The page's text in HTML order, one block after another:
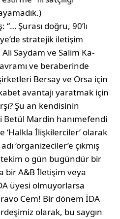
Şurası doğ­ru, 90’lı
stratejik iletişim
Saydam ve Salim Ka­
ve beraberinde
Bersay ve Orsa için
avantajı yarat­mak için
Şu an kendisinin
Betül Mardin hanımefendi
‘Halkla İlişkiler­ciler’ olarak
‘organizeciler’e çıkmış
o gün bugündür bir
bir A&B İletişim veya
üyesi olmuyorlarsa
Cem! Bir dönem İDA
olarak, bu saygın